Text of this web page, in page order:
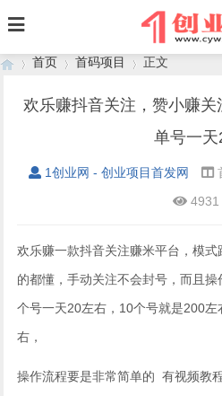
首页 首码项目 正文
欢乐赚抖音关注，赞小赚
单号一天
1创业网 - 创业项目首发网
4931
欢乐赚一款抖音关注赚米平台，模
的都懂，手动关注不会封号，而且
个号一天20左右，10个号就是200
右，
操作流程要是非常简单的 有视频教